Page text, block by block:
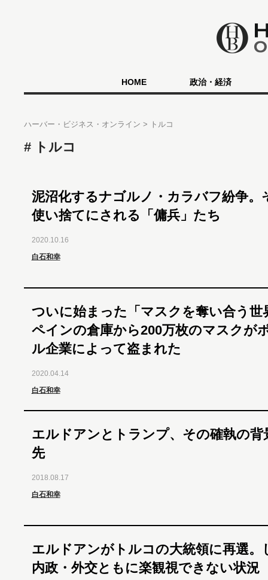
HOME 政治・経済
ハーバー・ビジネス・オンライン トルコ
トルコ
泥沼化するナゴルノ・カラバフ紛争。
使い捨てにされる「傭兵」たち
2020.10.16
白石和幸
ついに始まった「マスクを奪い合う世
ペインの倉庫から200万枚のマスクが
ル企業によって盗まれた
2020.04.14
白石和幸
エルドアンとトランプ、その確執の背
先
2018.08.17
白石和幸
エルドアンがトルコの大統領に再選。
内政・外交ともに楽観視できない状況